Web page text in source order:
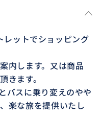
レットでショッピング
内します。又は商品
きます。
バスに乗り変えのやや
楽な旅を提供いたし